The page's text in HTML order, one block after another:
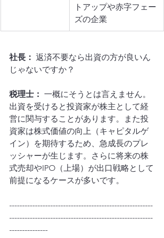
トアップや赤字フェー
ズの企業
社長： 返済不要なら出資の方が良いん
じゃないですか？
税理士： 一概にそうとは言えません。
出資を受けると投資家が株主として経
営に関与することがあります。また投
資家は株式価値の向上（キャピタルゲ
イン）を期待するため、急成長のプレ
ッシャーが生じます。さらに将来の株
式売却やIPO（上場）が出口戦略として
前提になるケースが多いです。
--------------------------------------------------------
--------------------------------------------------------
---------------